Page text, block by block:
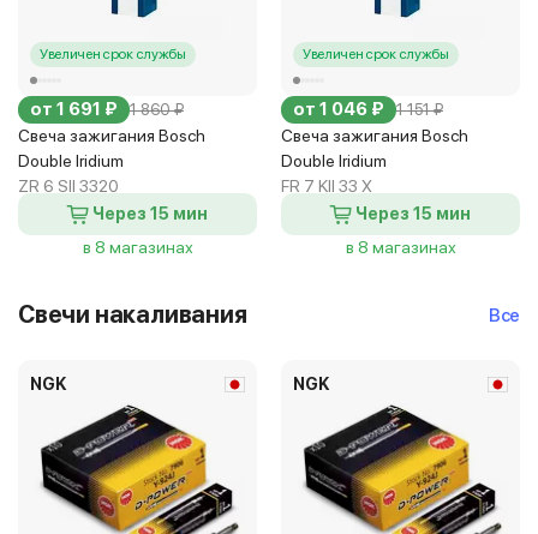
Увеличен срок службы
от 1 691 ₽ 1 860 ₽
Свеча зажигания Bosch
Double Iridium
ZR 6 SII 3320
Через 15 мин
в 8 магазинах
Увеличен срок службы
от 1 046 ₽ 1 151 ₽
Свеча зажигания Bosch
Double Iridium
FR 7 KII 33 X
Через 15 мин
в 8 магазинах
Свечи накаливания Все
NGK NGK